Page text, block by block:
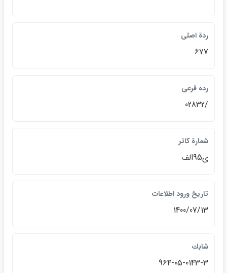
ردة اصلي
677
رده فرعي
/02832
شمارة كاتر
ي95الف
تاريخ ورود اطلاعات
1400/07/13
شابك
964-05-0143-3